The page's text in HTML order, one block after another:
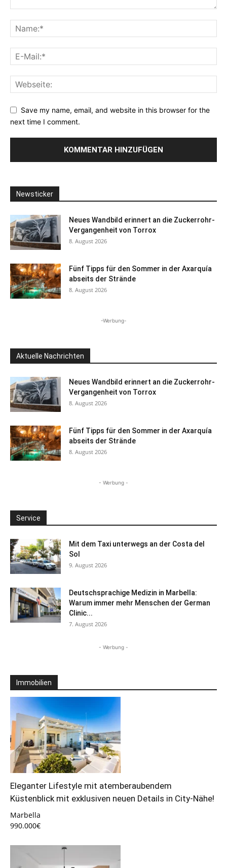
Save my name, email, and website in this browser for the
next time I comment.
Newsticker
Neues Wandbild erinnert an die Zuckerrohr-
Vergangenheit von Torrox
8. August 2026
Fünf Tipps für den Sommer in der Axarquía
abseits der Strände
8. August 2026
-Werbung-
Aktuelle Nachrichten
Neues Wandbild erinnert an die Zuckerrohr-
Vergangenheit von Torrox
8. August 2026
Fünf Tipps für den Sommer in der Axarquía
abseits der Strände
8. August 2026
- Werbung -
Service
Mit dem Taxi unterwegs an der Costa del
Sol
9. August 2026
Deutschsprachige Medizin in Marbella:
Warum immer mehr Menschen der German
Clinic...
7. August 2026
- Werbung -
Immobilien
Eleganter Lifestyle mit atemberaubendem
Küstenblick mit exklusiven neuen Details in City-Nähe!
Marbella
990.000€